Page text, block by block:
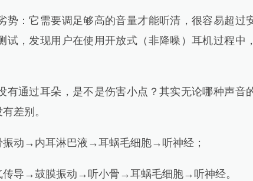
：它需要调足够高的音量才能听清，很容易超过
试，发现用户在使用开放式（非降噪）耳机过程中
通过耳朵，是不是伤害小点？其实无论哪种声音
差别。
动→内耳淋巴液→耳蜗毛细胞→听神经；
导→鼓膜振动→听小骨→耳蜗毛细胞→听神经。